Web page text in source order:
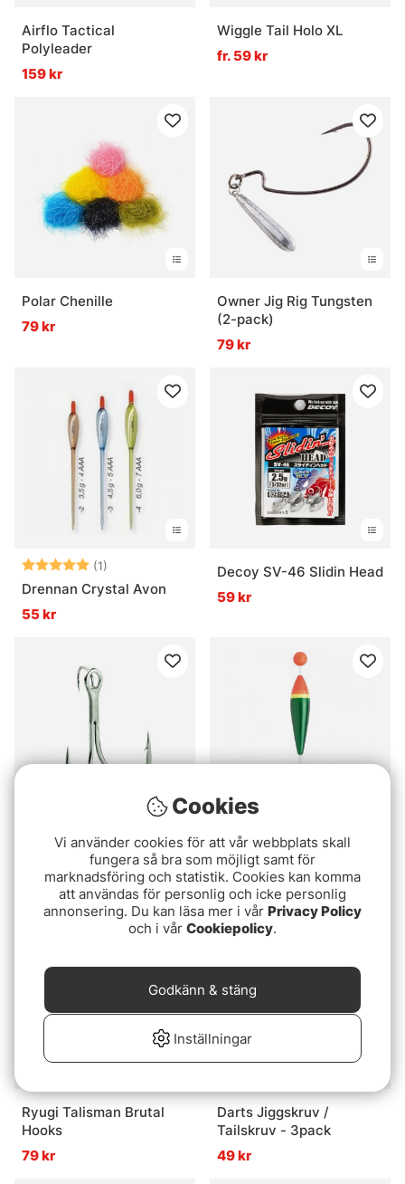
Airflo Tactical
Polyleader
159 kr
Wiggle Tail Holo XL
fr. 59 kr
Polar Chenille
79 kr
Owner Jig Rig Tungsten
(2-pack)
79 kr
Betyg: (1)
5.0 utav 5 stjärnor
Drennan Crystal Avon
55 kr
Decoy SV-46 Slidin Head
59 kr
Gamakatsu Treble
179 kr
Sensas Pike Float (2pcs)
55 kr
Ryugi Talisman Brutal
Hooks
79 kr
Darts Jiggskruv /
Tailskruv - 3pack
49 kr
Cookies
Vi använder cookies för att vår webbplats skall
fungera så bra som möjligt samt för
marknadsföring och statistik. Cookies kan komma
att användas för personlig och icke personlig
annonsering. Du kan läsa mer i vår Privacy Policy
och i vår Cookiepolicy.
Inställningar
Godkänn & stäng